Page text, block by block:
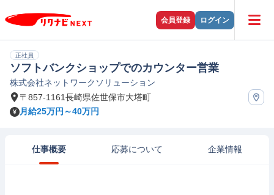
会員登録 ログイン
正社員
ソフトバンクショップでのカウンター営業
株式会社ネットワークソリューション
〒857-1161長崎県佐世保市大塔町
月給25万円～40万円
仕事概要 応募について 企業情報